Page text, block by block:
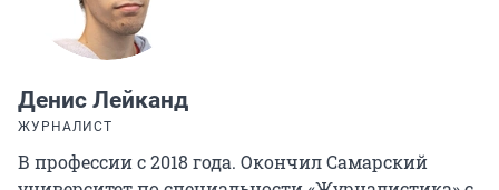
Денис Лейканд
ЖУРНАЛИСТ
В профессии с 2018 года. Окончил Самарский